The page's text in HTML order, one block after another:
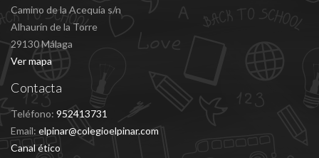
Camino de la Acequía s/n
Alhaurín de la Torre
29130 Málaga
Ver mapa
Contacta
Teléfono: 952413731
Email: elpinar@colegioelpinar.com
Canal ético